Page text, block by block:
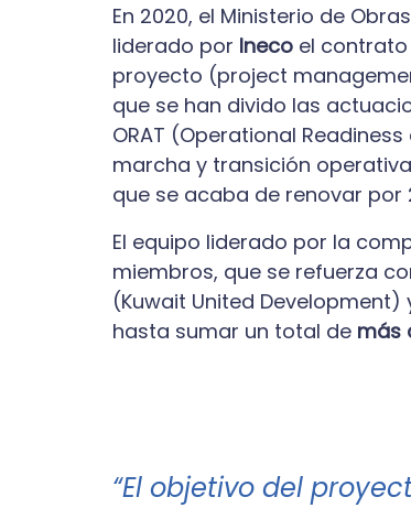
En 2020, el Ministerio de
liderado por Ineco el
proyecto (project
que se han divido las
ORAT (Operational
marcha y transición
que se acaba de renovar por
El equipo liderado por la
miembros, que se refuerza
(Kuwait United Development)
hasta sumar un total de más
“El objetivo del